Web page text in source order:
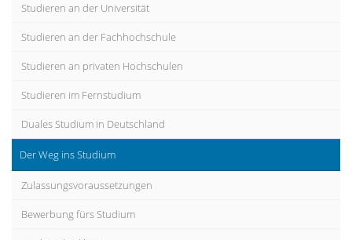
Studieren an der Universität
Studieren an der Fachhochschule
Studieren an privaten Hochschulen
Studieren im Fernstudium
Duales Studium in Deutschland
Der Weg ins Studium
Zulassungsvoraussetzungen
Bewerbung fürs Studium